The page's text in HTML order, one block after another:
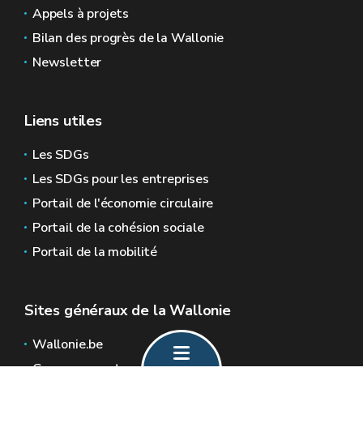
Appels à projets
Bilan des progrès de la Wallonie
Newsletter
Liens utiles
Les SDGs
Les SDGs pour les entreprises
Portail de l'économie circulaire
Portail de la cohésion sociale
Portail de la mobilité
Sites généraux de la Wallonie
Wallonie.be
Gouvernement wallon